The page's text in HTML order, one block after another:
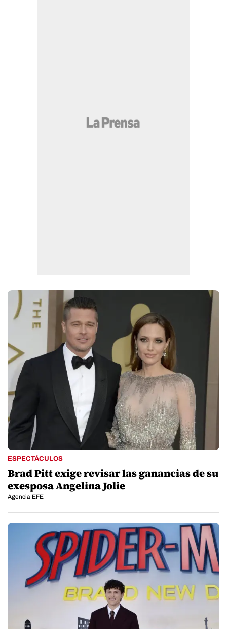
ESPECTÁCULOS
Brad Pitt exige revisar las ganancias de su
exesposa Angelina Jolie
Agencia EFE